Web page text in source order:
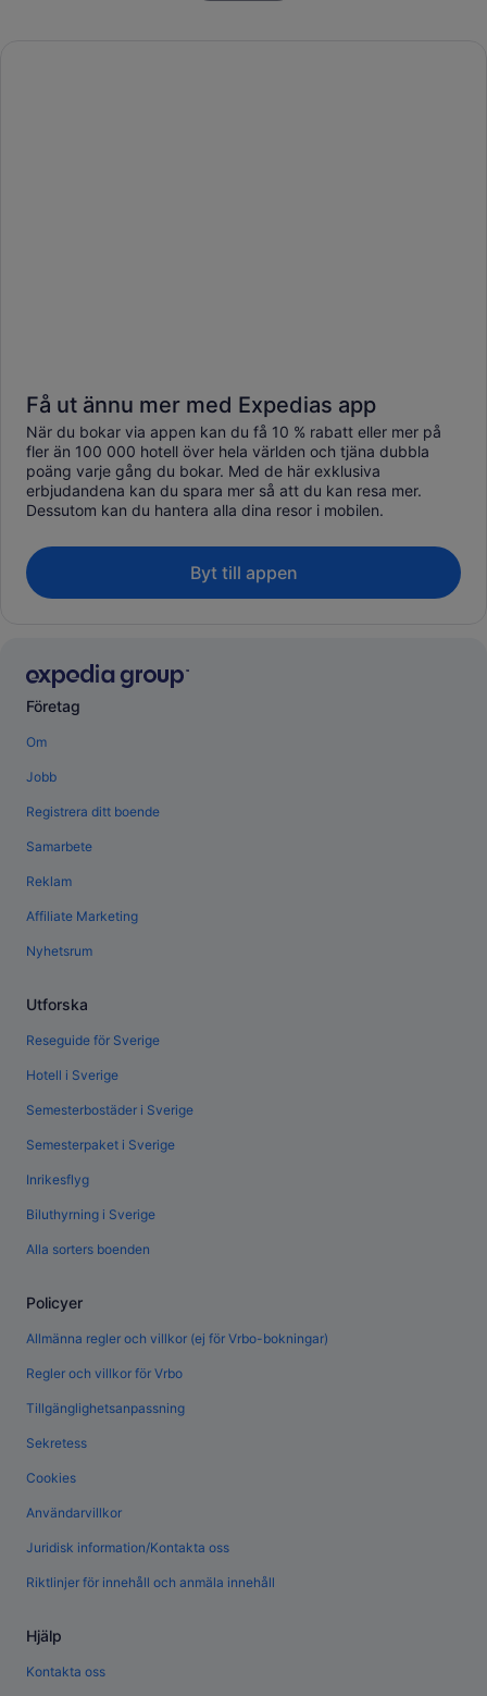
Få ut ännu mer med Expedias app
När du bokar via appen kan du få 10 % rabatt eller mer på
fler än 100 000 hotell över hela världen och tjäna dubbla
poäng varje gång du bokar. Med de här exklusiva
erbjudandena kan du spara mer så att du kan resa mer.
Dessutom kan du hantera alla dina resor i mobilen.
Byt till appen
Företag
Om
Jobb
Registrera ditt boende
Samarbete
Reklam
Affiliate Marketing
Nyhetsrum
Utforska
Reseguide för Sverige
Hotell i Sverige
Semesterbostäder i Sverige
Semesterpaket i Sverige
Inrikesflyg
Biluthyrning i Sverige
Alla sorters boenden
Policyer
Allmänna regler och villkor (ej för Vrbo-bokningar)
Regler och villkor för Vrbo
Tillgänglighetsanpassning
Sekretess
Cookies
Användarvillkor
Juridisk information/Kontakta oss
Riktlinjer för innehåll och anmäla innehåll
Hjälp
Kontakta oss